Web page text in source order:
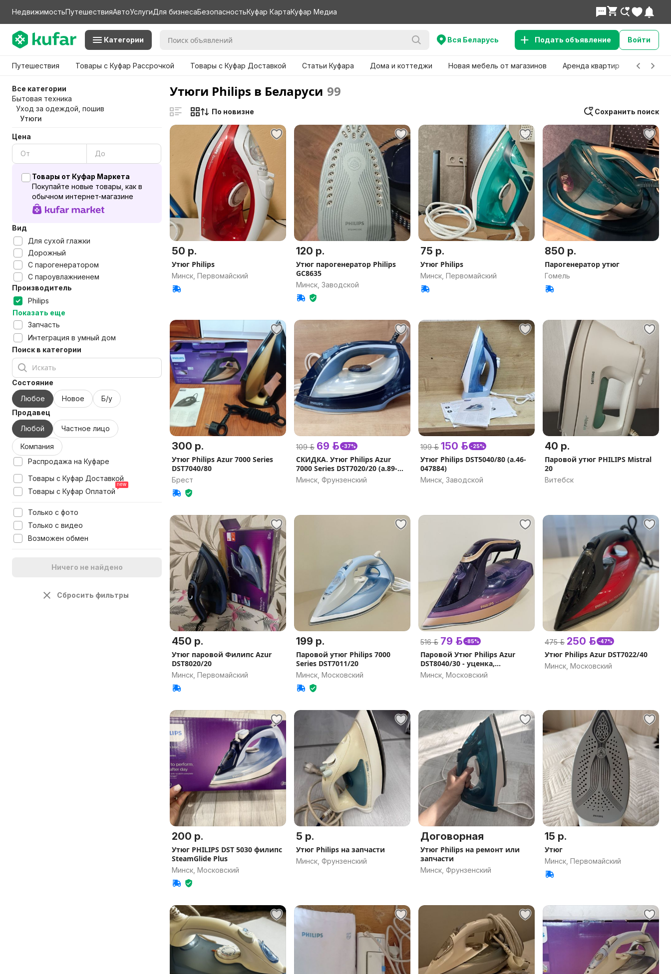
НедвижимостьПутешествияАвтоУслугиДля бизнесаБезопасностьКуфар КартаКуфар Медиа
Категории Вся Беларусь Подать объявление Войти
Путешествия Товары с Куфар Рассрочкой Товары с Куфар Доставкой Статьи Куфара Дома и коттеджи Новая мебель от магазинов Аренда квартир Детские
Все категории
Бытовая техника
Уход за одеждой, пошив
Утюги
Цена
Товары от Куфар Маркета
Покупайте новые товары, как в
обычном интернет-магазине
Вид
Для сухой глажки
Дорожный
С парогенератором
С пароувлажниенем
Производитель
Philips
Показать еще
Запчасть
Интеграция в умный дом
Поиск в категории
Состояние
Любое
Новое
Б/у
Продавец
Любой
Частное лицо
Компания
Распродажа на Куфаре
Товары с Куфар Доставкой
Товары с Куфар Оплатой
Только с фото
Только с видео
Возможен обмен
Ничего не найдено
Сбросить фильтры
Утюги Philips в Беларуси 99
Сохранить поиск
По новизне
50 р.
Утюг Philips
Минск, Первомайский
120 р.
Утюг парогенератор Philips
GC8635
Минск, Заводской
75 р.
Утюг Philips
Минск, Первомайский
850 р.
Парогенератор утюг
Гомель
300 р.
Утюг Philips Azur 7000 Series
DST7040/80
Брест
109 р. 69 р. -37%
СКИДКА. Утюг Philips Azur
7000 Series DST7020/20 (а.89-
009051)
Минск, Фрунзенский
199 р. 150 р. -25%
Утюг Philips DST5040/80 (а.46-
047884)
Минск, Заводской
40 р.
Паровой утюг PHILIPS Mistral
20
Витебск
450 р.
Утюг паровой Филипс Azur
DST8020/20
Минск, Первомайский
199 р.
Паровой утюг Philips 7000
Series DST7011/20
Минск, Московский
516 р. 79 р. -85%
Паровой Утюг Philips Azur
DST8040/30 - уценка,
протекает.
Минск, Московский
475 р. 250 р. -47%
Утюг Philips Azur DST7022/40
Минск, Московский
200 р.
Утюг PHILIPS DST 5030 филипс
SteamGlide Plus
Минск, Московский
5 р.
Утюг Philips на запчасти
Минск, Фрунзенский
Договорная
Утюг Philips на ремонт или
запчасти
Минск, Фрунзенский
15 р.
Утюг
Минск, Первомайский